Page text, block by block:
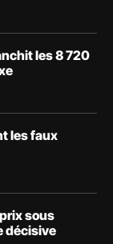
les 8 720
les faux
sous
décisive